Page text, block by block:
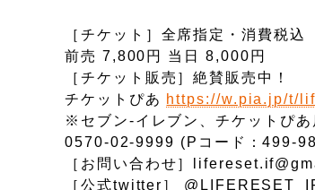
［チケット］全席指定・消費税込
前売 7,800円 当日 8,000円
［チケット販売］絶賛販売中！
チケットぴあ https://w.pia.jp/t/
※セブン-イレブン、チケットぴあ
0570-02-9999 (Pコード：499-
［お問い合わせ］
［公式twitter］